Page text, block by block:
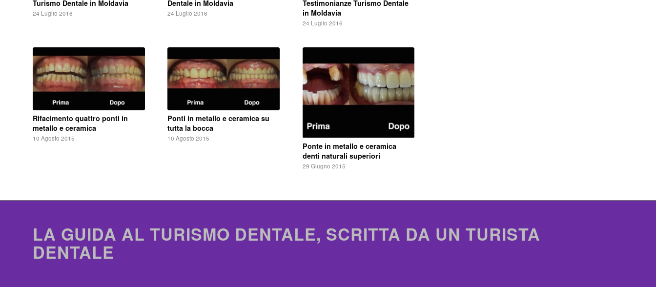
Turismo Dentale in Moldavia
24 Luglio 2016
Dentale in Moldavia
24 Luglio 2016
Testimonianze Turismo Dentale
in Moldavia
24 Luglio 2016
Rifacimento quattro ponti in
metallo e ceramica
10 Agosto 2015
Ponti in metallo e ceramica su
tutta la bocca
10 Agosto 2015
Ponte in metallo e ceramica
denti naturali superiori
29 Giugno 2015
LA GUIDA AL TURISMO DENTALE, SCRITTA DA UN TURISTA
DENTALE